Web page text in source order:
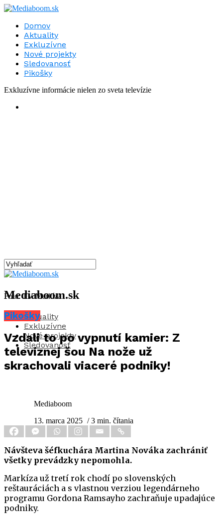
Domov
Aktuality
Exkluzívne
Nové projekty
Sledovanosť
Pikošky
Exkluzívne informácie nielen zo sveta televízie
Mediaboom.sk
Aktuality
Exkluzívne
Nové projekty
Sledovanosť
Foto: TV Markíza
Pikošky
Vzdali to po vypnutí kamier: Z
televíznej šou Na nože už
skrachovali viaceré podniky!
Mediaboom
13. marca 2025 / 3 min. čítania
Návšteva šéfkuchára Martina Nováka zachrániť
všetky prevádzky nepomohla.
Markíza už tretí rok chodí po slovenských
reštauráciách a s vlastnou verziou legendárneho
programu Gordona Ramsayho zachraňuje upadajúce
podniky.